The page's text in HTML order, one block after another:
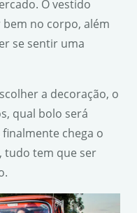
O vestido
no corpo, além
se sentir uma
a decoração, o
qual bolo será
finalmente chega o
tudo tem que ser